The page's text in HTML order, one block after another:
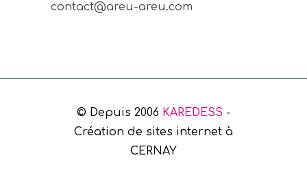
contact@areu-areu.com
© Depuis 2006 KAREDESS -
Création de sites internet à
CERNAY